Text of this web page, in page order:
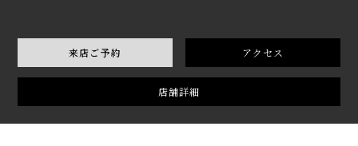
来店ご予約 アクセス
店舗詳細